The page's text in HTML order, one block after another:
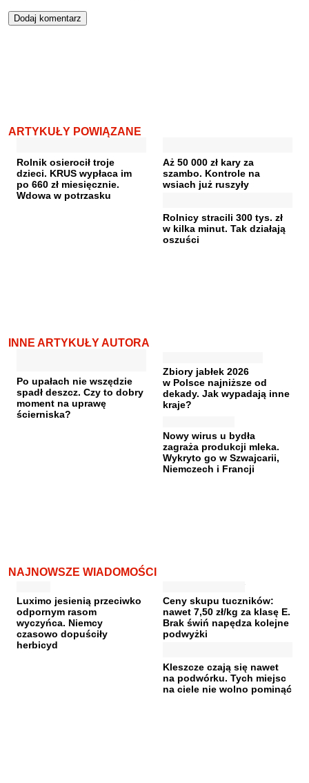
ARTYKUŁY POWIĄZANE
Rolnik osierocił troje
dzieci. KRUS wypłaca im
po 660 zł miesięcznie.
Wdowa w potrzasku
Aż 50 000 zł kary za
szambo. Kontrole na
wsiach już ruszyły
Rolnicy stracili 300 tys. zł
w kilka minut. Tak działają
oszuści
INNE ARTYKUŁY AUTORA
Po upałach nie wszędzie
spadł deszcz. Czy to dobry
moment na uprawę
ścierniska?
Zbiory jabłek 2026
w Polsce najniższe od
dekady. Jak wypadają inne
kraje?
Nowy wirus u bydła
zagraża produkcji mleka.
Wykryto go w Szwajcarii,
Niemczech i Francji
NAJNOWSZE WIADOMOŚCI
Luximo jesienią przeciwko
odpornym rasom
wyczyńca. Niemcy
czasowo dopuściły
herbicyd
Ceny skupu tuczników:
nawet 7,50 zł/kg za klasę E.
Brak świń napędza kolejne
podwyżki
Kleszcze czają się nawet
na podwórku. Tych miejsc
na ciele nie wolno pominąć